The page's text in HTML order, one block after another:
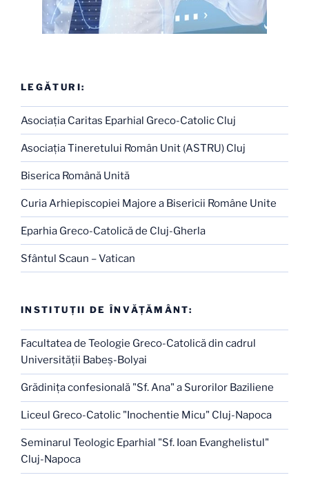
LEGĂTURI:
Asociaţia Caritas Eparhial Greco-Catolic Cluj
Asociaţia Tineretului Român Unit (ASTRU) Cluj
Biserica Română Unită
Curia Arhiepiscopiei Majore a Bisericii Române Unite
Eparhia Greco-Catolică de Cluj-Gherla
Sfântul Scaun – Vatican
INSTITUŢII DE ÎNVĂŢĂMÂNT:
Facultatea de Teologie Greco-Catolică din cadrul
Universităţii Babeş-Bolyai
Grădiniţa confesională "Sf. Ana" a Surorilor Baziliene
Liceul Greco-Catolic "Inochentie Micu" Cluj-Napoca
Seminarul Teologic Eparhial "Sf. Ioan Evanghelistul"
Cluj-Napoca